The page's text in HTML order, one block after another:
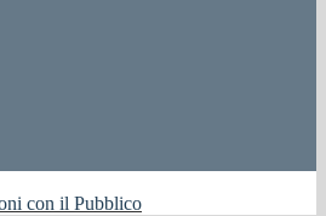
con il Pubblico